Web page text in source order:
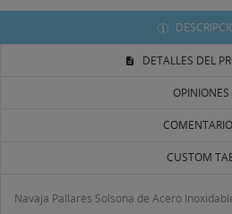
DETALLES DEL
OPINIONES
CUSTOM
Navaja Pallarès Solsona de Acero
MI LISTA DE DESEOS
Debe iniciar sesión para